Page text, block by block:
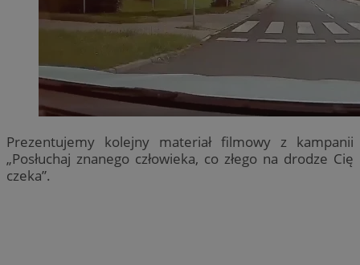
Prezentujemy kolejny materiał filmowy z kampanii
„Posłuchaj znanego człowieka, co złego na drodze Cię
czeka”.